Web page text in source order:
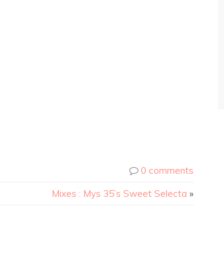
0 comments
Mixes : Mys 35’s Sweet Selecta »